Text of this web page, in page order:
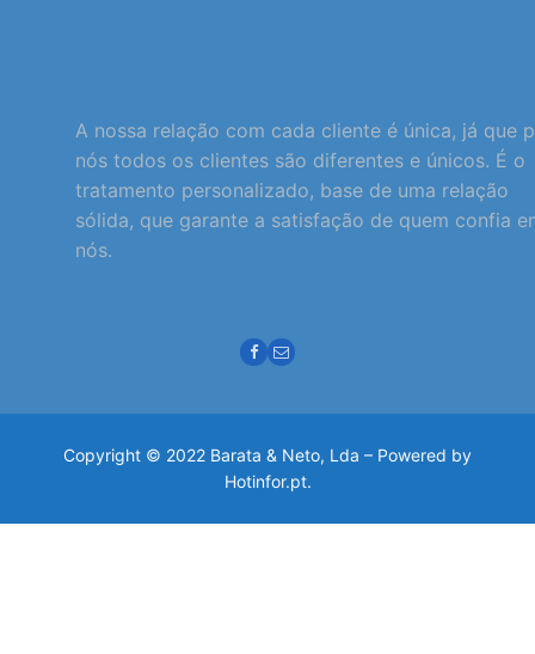
A nossa relação com cada cliente é única, já que
nós todos os clientes são diferentes e únicos. É o
tratamento personalizado, base de uma relação
sólida, que garante a satisfação de quem confia
nós.
Copyright © 2022 Barata & Neto, Lda – Powered by
Hotinfor.pt.